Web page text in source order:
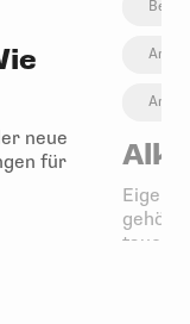
neue
für
gehört
taucht